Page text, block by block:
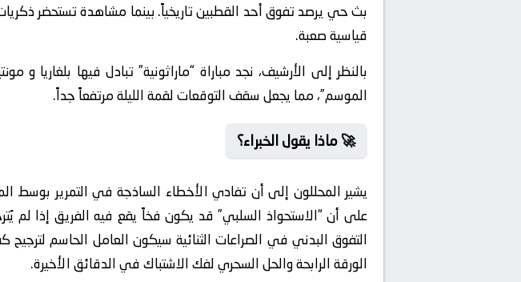
بث حي يرصد تفوق أحد القطبين تاريخياً. بينما مشاهدة تستحضر
قياسية صعبة.
بالنظر إلى الأرشيف، نجد مباراة “ماراثونية” تبادل فيها بلغاريا
الموسم”، مما يجعل سقف التوقعات لقمة الليلة مرتفعاً جداً.
🚀 ماذا يقول الخبراء؟
يشير المحللون إلى أن تفادي الأخطاء الساذجة في التمرير
على أن “الاستحواذ السلبي” قد يكون فخاً يقع فيه الفريق إذا لم
التفوق البدني في الصراعات الثنائية سيكون العامل الحاسم
الورقة الرابحة والحل السحري لفك الاشتباك في الدقائق الأخيرة.